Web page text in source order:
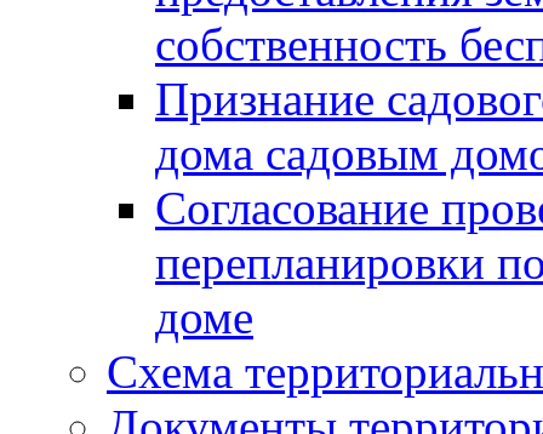
собственность
Признание
дома садовым
Согласование
перепланировки
доме
Схема